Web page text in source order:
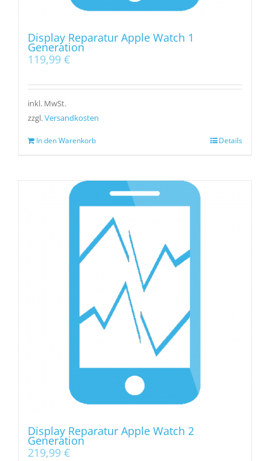
Display Reparatur Apple Watch 1
Generation
119,99 €
inkl. MwSt.
zzgl.Versandkosten
In den Warenkorb Details
Display Reparatur Apple Watch 2
Generation
219,99 €